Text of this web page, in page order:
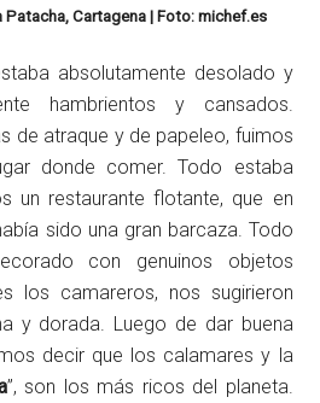
Patacha, Cartagena | Foto: michef.es
absolutamente desolado y
hambrientos y cansados.
de atraque y de papeleo, fuimos
donde comer. Todo estaba
un restaurante flotante, que en
sido una gran barcaza. Todo
con genuinos objetos
los camareros, nos sugirieron
y dorada. Luego de dar buena
decir que los calamares y la
”, son los más ricos del planeta.